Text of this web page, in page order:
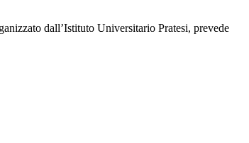
dall’Istituto Universitario Pratesi, prevede